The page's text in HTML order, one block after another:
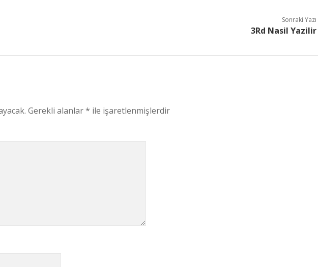
Sonraki Yazı
3Rd Nasil Yazilir
Gerekli alanlar* ile işaretlenmişlerdir